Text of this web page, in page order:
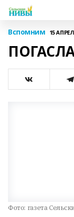
Вспомним 15
Фото: газета